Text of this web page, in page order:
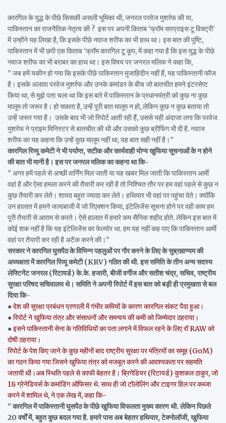
कारगिल के युद्ध के पीछे किसकी असली भूमिका थी, जनरल परवेज मुशर्रफ की या,
पाकिस्तान का राजनैतिक नेतृत्व की ? इस पर अपनी किताब ‘फ्रॉम सरप्राइस टू विक्ट्री’
में उन्होंने यह लिखा है, कि इसके पीछे नवाज शरीफ का भी हाथ था। इस बात की पुष्टि,
पाकिस्तान में भी छपी एक किताब ‘फ्रॉम कारगिल टू कूप, में कहा गया है कि इस युद्ध के पीछे
नवाज शरीफ का भी बराबर का हाथ था। इस विषय पर जनरल मलिक ने कहा कि,
” जब हमें यकीन हो गया कि इसके पीछे पाकिस्तान मुजाहिदीन नहीं हैं, यह पाकिस्तानी फौज
है। इसके अलावा परवेज मुशर्रफ और उनके कमांडर के बीच जो बातचीत हमने इंटरसेप्ट
किया था, से मुझे पता चला था कि इस बारे में पाकिस्तान के प्रधानमंत्री को कुछ ना कुछ
मालूम तो जरूर है। हो सकता है, उन्हें पूरी बात मालूम न हो, लेकिन कुछ न कुछ बताया तो
उन्हें जरूर गया है। उसके बाद भी जो रिपोर्ट आती रही हैं, उससे यही अंदाजा लगा कि परवेज
मुशर्रफ ने प्राइम मिनिस्टर से बातचीत की थी और उसको कुछ ब्रीफिंग भी दी है. नवाज
शरीफ का यह कहना कि उन्हें कुछ मालूम नहीं था, यह बात सही नहीं है।”
कारगिल रिव्यू कमेटी ने भी पर्याप्त, सटीक और कार्यवाही योग्य खुफिया सूचनाओं के न होने
की बात भी मानी है। इस पर जनरल मलिक का कहना था कि-
” अगर हमें पहले से अच्छी वार्निंग मिल जाती या यह खबर मिल जाती कि पाकिस्तान आर्मी
वहां है और ऐसा हमला करने की तैयारी कर रही है तो निश्चित तौर पर हम वहां पहले से कुछ न
कुछ तैयारी कर लेते। शायद बहुत ज्यादा कर लेते। हथियार भी वहां पर पहुंचा देते। क्योंकि
उन हालात में हमने जल्दबाजी में जो रिएक्शन किया, इंटेलिजेंस सूचना होने पर वही काम हम
पूरी तैयारी से आराम से करते। ऐसे हालात में हमारे कम सैनिक शहीद होते. लेकिन इस बात में
कोई शक नहीं है कि यह इंटेलिजेंस का फेल्योर था. हम यह नहीं कह पाए कि पाकिस्तान आर्मी
वहां पर तैयारी कर रही है अटैक करने की।”
सरकार ने कारगिल घुसपैठ के विभिन्न पहलुओं पर गौर करने के लिए के सुब्रह्मण्यम की
अध्यक्षता में कारगिल रिव्यू कमेटी (KRV) गठित की थी. इस समिति के तीन अन्य सदस्य
लेफ्टिनेंट जनरल (रिटायर्ड) के.के. हजारी, बीजी वर्गीज और सतीश चंद्र, सचिव, राष्ट्रीय
सुरक्षा परिषद सचिवालय थे। समिति ने अपनी रिपोर्ट में इस बात को बड़ी ही प्रमुखता से बल
दिया कि-
●देश की सुरक्षा प्रबंधन प्रणाली में गंभीर कमियों के कारण कारगिल संकट पैदा हुआ।
●रिपोर्ट ने खुफिया तंत्र और संसाधनों और समन्वय की कमी को जिम्मेदार ठहराया।
●इसने पाकिस्तानी सेना के गतिविधियों का पता लगाने में विफल रहने के लिए रॉ RAW को
दोषी ठहराया।
रिपोर्ट के पेश किए जाने के कुछ महीनों बाद राष्ट्रीय सुरक्षा पर मंत्रियों का समूह (GoM)
का गठन किया गया जिसने खुफिया तंत्र को मजबूत करने की आवश्यकता पर सहमति
जतायी थी।अब स्थिति पहले से काफी बेहतर है। ब्रिगेडियर (रिटायर्ड) कुशकल ठाकुर, जो
18 ग्रेनेडियर्स के कमांडिंग ऑफिसर थे. साथ ही जो टॉलोलिंग और टाइगर हिल पर कब्जा
करने में शामिल थे, ने एक लेख में, कहा कि-
” कारगिल में पाकिस्तानी घुसपैठ के पीछे खुफिया विफलता मुख्य कारण थी. लेकिन पिछले
20 वर्षों में, बहुत कुछ बदल गया है. हमारे पास अब बेहतर हथियार, टेक्नोलॉजी, खुफिया